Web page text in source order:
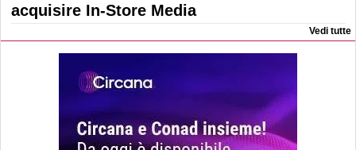
acquisire In-Store Media
Vedi tutte